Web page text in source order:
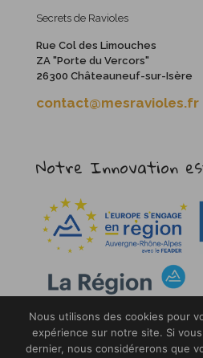
Secrets de Ravioles
Rue Col des Limouches
ZA "Porte du Vercors"
26300 Châteauneuf-sur-Isère
contact@mesravioles.fr
Notre Innovation
Nous utilisons des cookies pour
expérience sur notre site. Si
dernier, nous considérerons que